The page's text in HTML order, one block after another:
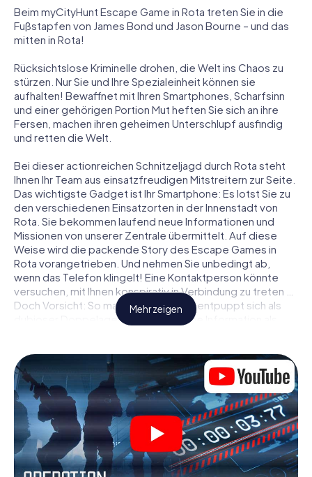
Beim myCityHunt Escape Game in Rota treten Sie in die
Fußstapfen von James Bond und Jason Bourne – und das
mitten in Rota!
Rücksichtslose Kriminelle drohen, die Welt ins Chaos zu
stürzen. Nur Sie und Ihre Spezialeinheit können sie
aufhalten! Bewaffnet mit Ihren Smartphones, Scharfsinn
und einer gehörigen Portion Mut heften Sie sich an ihre
Fersen, machen ihren geheimen Unterschlupf ausfindig
und retten die Welt.
Bei dieser actionreichen Schnitzeljagd durch Rota steht
Ihnen Ihr Team aus einsatzfreudigen Mitstreitern zur Seite.
Das wichtigste Gadget ist Ihr Smartphone: Es lotst Sie zu
den verschiedenen Einsatzorten in der Innenstadt von
Rota. Sie bekommen laufend neue Informationen und
Missionen von unserer Zentrale übermittelt. Auf diese
Weise wird die packende Story des Escape Games in
Rota vorangetrieben. Und nehmen Sie unbedingt ab,
wenn das Telefon klingelt! Eine Kontaktperson könnte
versuchen, mit Ihnen konspirativ in Verbindung zu treten …
Doch Vorsicht: So mancher Informant entpuppt sich als
dubioser Doppelagent und so manche Information als
Sie niemandem!
Anders als in einem klassischen Escape Room in Rota sind
Sie also nicht in ein Zimmer eingesperrt, aus dem Sie sich
in einem vorgegebenen Zeitfenster befreien müssen.
Diese Smartphone Schnitzeljagd erklärt ganz Rota zu
Ihrem persönlichen Spielfeld! Die technische
Voraussetzung für Ihr Agentenabenteuer in Rota: Ein
Smartphone mit Zugang ins mobile Internet. Per Klick
Mehr zeigen